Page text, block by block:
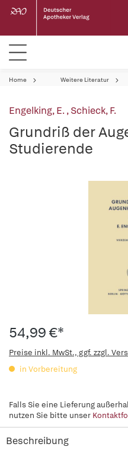
Home Weitere Literatur
Engelking, E.,Schieck, F.
Grundriß der
Studierende
54,99 €*
Preise inkl. MwSt., ggf. zzgl.
in Vorbereitung
Falls Sie eine Lieferung
nutzen Sie bitte unser
Beschreibung